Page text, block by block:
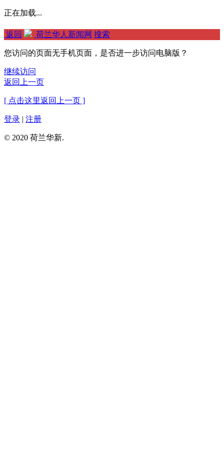
正在加载...
返回 荷兰华人新闻网 搜索
您访问的页面无手机页面，是否进一步访问电脑版？
继续访问
返回上一页
[ 点击这里返回上一页 ]
登录 | 注册
© 2020 荷兰华新.